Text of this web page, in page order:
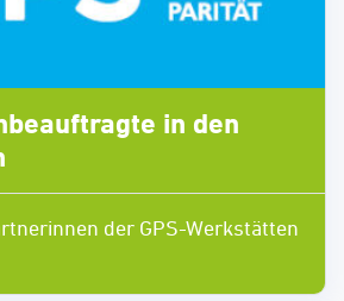
in den
der GPS-Werkstätten